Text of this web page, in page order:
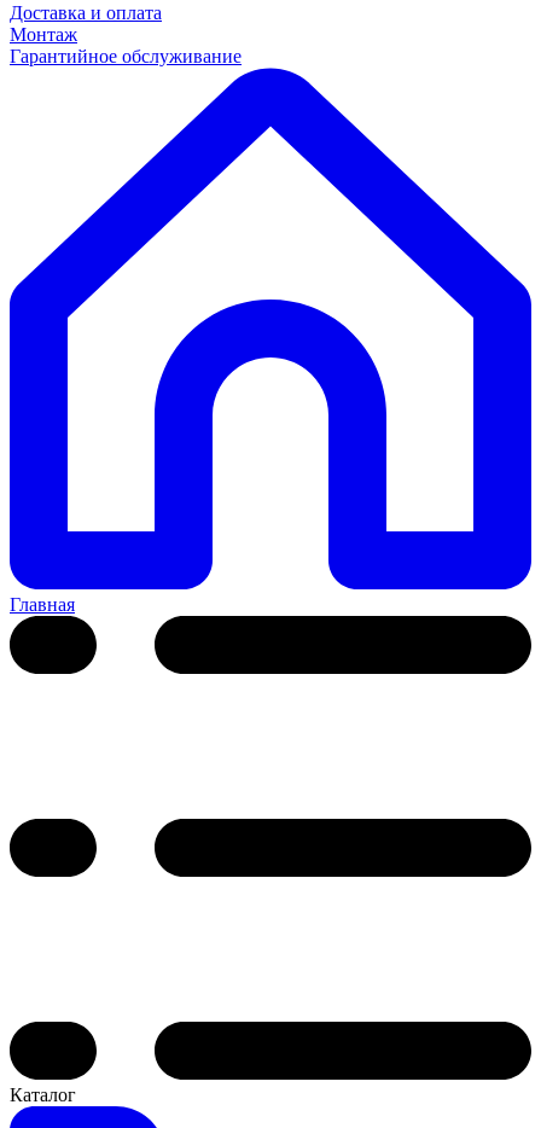
Доставка и оплата
Монтаж
Гарантийное обслуживание
Главная
Каталог